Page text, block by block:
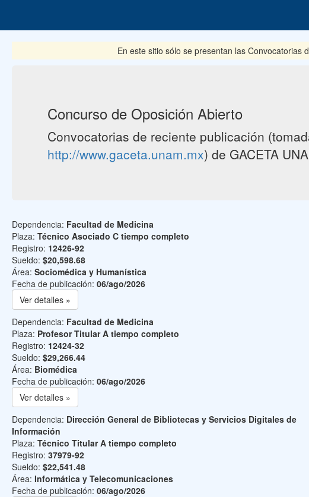
En este sitio sólo se presentan las Convocatorias del
Concurso de Oposición Abierto
Convocatorias de reciente publicación
http://www.gaceta.unam.mx) de GACETA
Dependencia: Facultad de Medicina
Plaza: Técnico Asociado C tiempo completo
Registro: 12426-92
Sueldo: $20,598.68
Área: Sociomédica y Humanística
Fecha de publicación: 06/ago/2026
Ver detalles »
Dependencia: Facultad de Medicina
Plaza: Profesor Titular A tiempo completo
Registro: 12424-32
Sueldo: $29,266.44
Área: Biomédica
Fecha de publicación: 06/ago/2026
Ver detalles »
Dependencia: Dirección General de Bibliotecas y Servicios Digitales de
Información
Plaza: Técnico Titular A tiempo completo
Registro: 37979-92
Sueldo: $22,541.48
Área: Informática y Telecomunicaciones
Fecha de publicación: 06/ago/2026